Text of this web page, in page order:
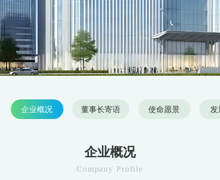
企业概况 董事长寄语 使命愿景 发
企业概况
Company Profile